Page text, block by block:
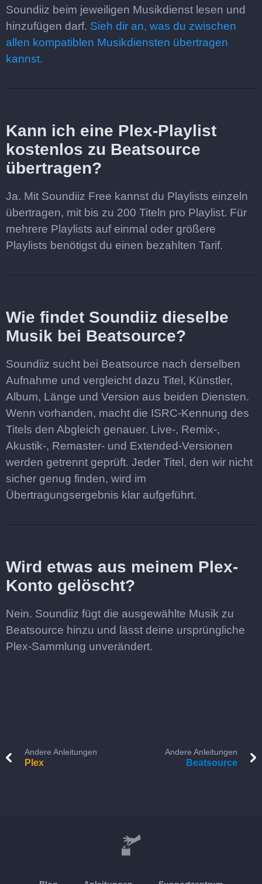
Soundiiz beim jeweiligen Musikdienst lesen und
hinzufügen darf. Sieh dir an, was du zwischen
allen kompatiblen Musikdiensten übertragen
kannst.
Kann ich eine Plex-Playlist
kostenlos zu Beatsource
übertragen?
Ja. Mit Soundiiz Free kannst du Playlists einzeln
übertragen, mit bis zu 200 Titeln pro Playlist. Für
mehrere Playlists auf einmal oder größere
Playlists benötigst du einen bezahlten Tarif.
Wie findet Soundiiz dieselbe
Musik bei Beatsource?
Soundiiz sucht bei Beatsource nach derselben
Aufnahme und vergleicht dazu Titel, Künstler,
Album, Länge und Version aus beiden Diensten.
Wenn vorhanden, macht die ISRC-Kennung des
Titels den Abgleich genauer. Live-, Remix-,
Akustik-, Remaster- und Extended-Versionen
werden getrennt geprüft. Jeder Titel, den wir nicht
sicher genug finden, wird im
Übertragungsergebnis klar aufgeführt.
Wird etwas aus meinem Plex-
Konto gelöscht?
Nein. Soundiiz fügt die ausgewählte Musik zu
Beatsource hinzu und lässt deine ursprüngliche
Plex-Sammlung unverändert.
Andere Anleitungen
Plex
Andere Anleitungen
Beatsource